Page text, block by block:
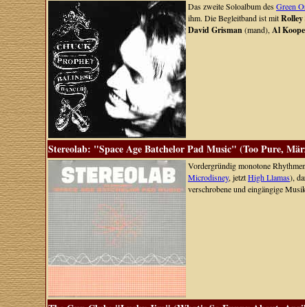
Das zweite Soloalbum desGreen
ihm. Die Begleitband ist mitRolley
David Grisman(mand), Al
Stereolab: "Space Age Batchelor Pad Music" (Too Pure,
Vordergründig monotone
Microdisney, jetztHigh Llamas),
verschrobene und eingängige